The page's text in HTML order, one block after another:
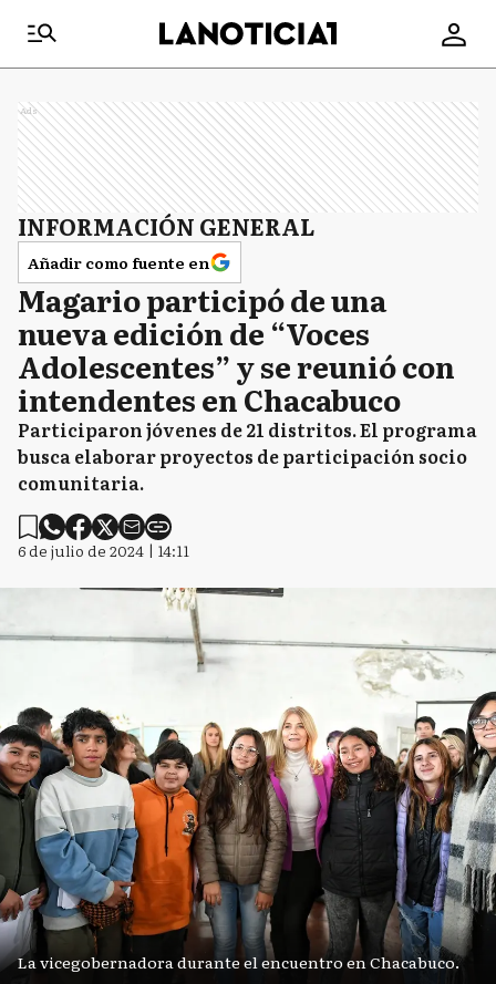
Ads
INFORMACIÓN GENERAL
Añadir como fuente en
Magario participó de una
nueva edición de “Voces
Adolescentes” y se reunió con
intendentes en Chacabuco
Participaron jóvenes de 21 distritos. El programa
busca elaborar proyectos de participación socio
comunitaria.
6 de julio de 2024 | 14:11
La vicegobernadora durante el encuentro en Chacabuco.